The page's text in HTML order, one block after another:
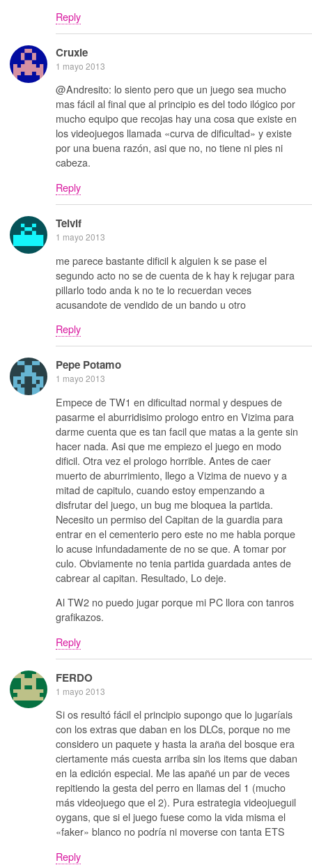
Reply
Cruxie
1 mayo 2013
@Andresito: lo siento pero que un juego sea mucho
mas fácil al final que al principio es del todo ilógico por
mucho equipo que recojas hay una cosa que existe en
los videojuegos llamada «curva de dificultad» y existe
por una buena razón, asi que no, no tiene ni pies ni
cabeza.
Reply
Telvif
1 mayo 2013
me parece bastante dificil k alguien k se pase el
segundo acto no se de cuenta de k hay k rejugar para
pillarlo todo anda k no te lo recuerdan veces
acusandote de vendido de un bando u otro
Reply
Pepe Potamo
1 mayo 2013
Empece de TW1 en dificultad normal y despues de
pasarme el aburridisimo prologo entro en Vizima para
darme cuenta que es tan facil que matas a la gente sin
hacer nada. Asi que me empiezo el juego en modo
dificil. Otra vez el prologo horrible. Antes de caer
muerto de aburrimiento, llego a Vizima de nuevo y a
mitad de capitulo, cuando estoy empenzando a
disfrutar del juego, un bug me bloquea la partida.
Necesito un permiso del Capitan de la guardia para
entrar en el cementerio pero este no me habla porque
lo acuse infundadamente de no se que. A tomar por
culo. Obviamente no tenia partida guardada antes de
cabrear al capitan. Resultado, Lo deje.
Al TW2 no puedo jugar porque mi PC llora con tanros
grafikazos.
Reply
FERDO
1 mayo 2013
Si os resultó fácil el principio supongo que lo jugaríais
con los extras que daban en los DLCs, porque no me
considero un paquete y hasta la araña del bosque era
ciertamente más cuesta arriba sin los items que daban
en la edición especial. Me las apañé un par de veces
repitiendo la gesta del perro en llamas del 1 (mucho
más videojuego que el 2). Pura estrategia videojueguil
oygans, que si el juego fuese como la vida misma el
«faker» blanco no podría ni moverse con tanta ETS
Reply